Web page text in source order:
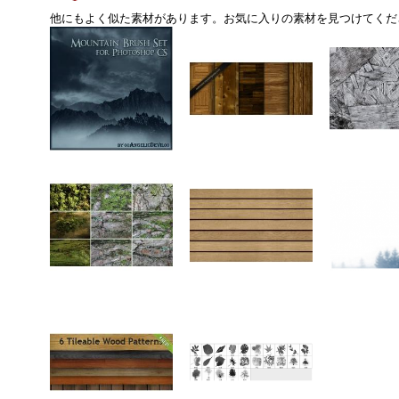
他にもよく似た素材があります。お気に入りの素材を見つけてく